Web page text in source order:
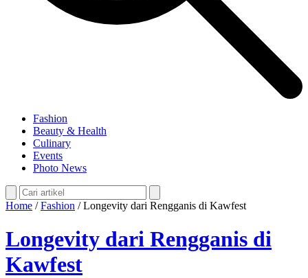
Fashion
Beauty & Health
Culinary
Events
Photo News
Home /Fashion /Longevity dari Rengganis di Kawfest
Longevity dari Rengganis di
Kawfest